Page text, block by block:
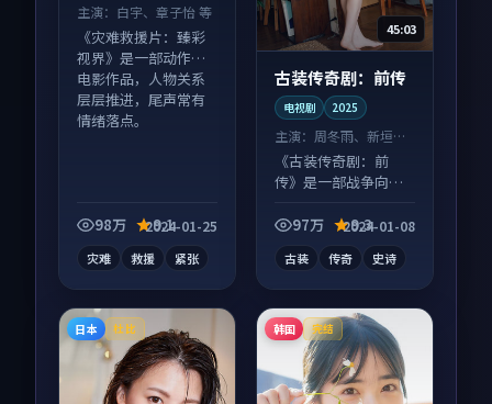
主演： 白宇、章子怡 等
《灾难救援片：臻彩
视界》是一部动作向
电影作品，人物关系
层层推进，尾声常有
情绪落点。
98万 9.1
2024-01-25
灾难 救援 紧张
45:03
古装传奇剧：前传
电视剧 2025
主演： 周冬雨、新垣结
衣 等
《古装传奇剧：前
传》是一部战争向电
别错过，字幕区常有
97万 9.3
2024-01-08
古装 传奇 史诗
日本 杜比 韩国 完结